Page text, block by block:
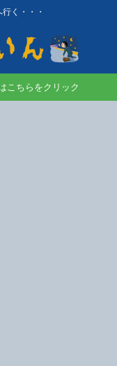
く・・・
こちらをクリック